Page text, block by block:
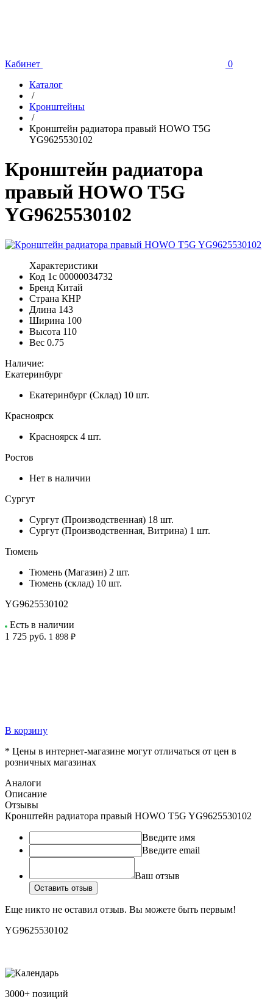
Кабинет
0
Каталог
/
Кронштейны
/
Кронштейн радиатора правый HOWO T5G
YG9625530102
Кронштейн радиатора
правый HOWO T5G
YG9625530102
Характеристики
Код 1с 00000034732
Бренд Китай
Страна КНР
Длина 143
Ширина 100
Высота 110
Вес 0.75
Наличие:
Екатеринбург
Екатеринбург (Склад) 10 шт.
Красноярск
Красноярск 4 шт.
Ростов
Нет в наличии
Сургут
Сургут (Производственная) 18 шт.
Сургут (Производственная, Витрина) 1 шт.
Тюмень
Тюмень (Магазин) 2 шт.
Тюмень (склад) 10 шт.
YG9625530102
Есть в наличии
1 725 руб. 1 898 ₽
В корзину
* Цены в интернет-магазине могут отличаться от цен в
розничных магазинах
Аналоги
Описание
Отзывы
Кронштейн радиатора правый HOWO T5G YG9625530102
Введите имя
Введите email
Ваш отзыв
Оставить отзыв
Еще никто не оставил отзыв. Вы можете быть первым!
YG9625530102
3000+ позиций